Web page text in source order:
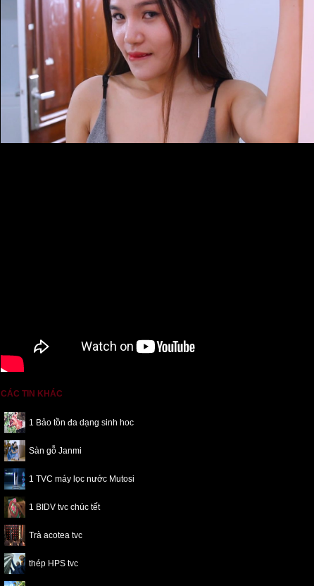
CÁC TIN KHÁC
1 Bảo tồn đa dạng sinh hoc
Sàn gỗ Janmi
1 TVC máy lọc nước Mutosi
1 BIDV tvc chúc tết
Trà acotea tvc
thép HPS tvc